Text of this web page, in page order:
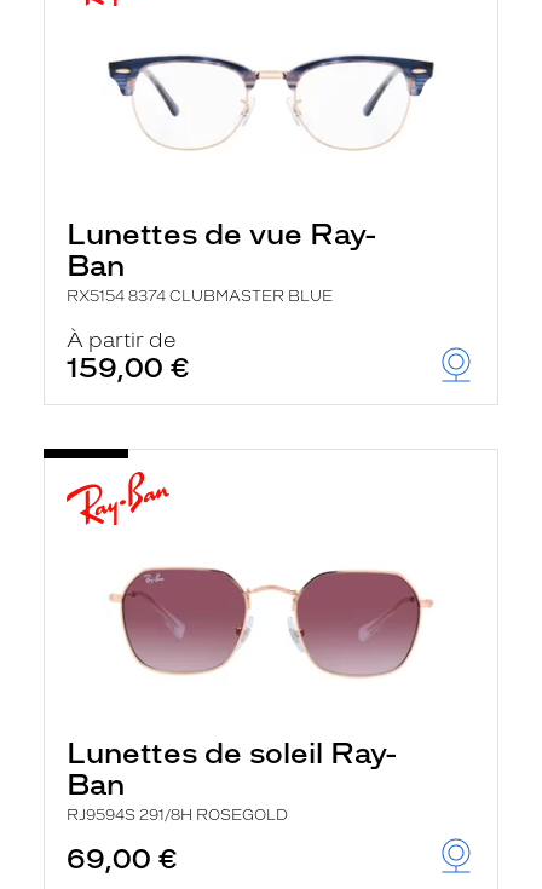
Lunettes de vue Ray-
Ban
RX5154 8374 CLUBMASTER BLUE
À partir de
159,00 €
Lunettes de soleil Ray-
Ban
RJ9594S 291/8H ROSEGOLD
69,00 €